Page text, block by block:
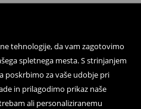
tehnologije, da vam zagotovimo
spletnega mesta. S strinjanjem
poskrbimo za vaše udobje pri
in prilagodimo prikaz naše
ali personaliziranemu